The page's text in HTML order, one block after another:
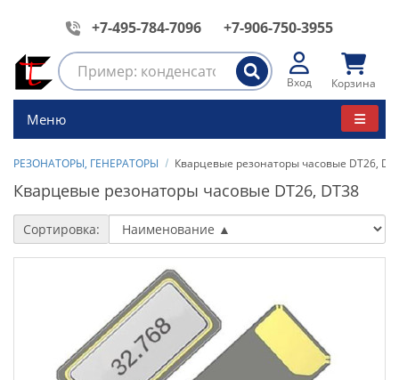
+7-495-784-7096 +7-906-750-3955
Вход Корзина
Меню
РЕЗОНАТОРЫ, ГЕНЕРАТОРЫ Кварцевые резонаторы часовые DT26,
Кварцевые резонаторы часовые DT26, DT38
Сортировка: